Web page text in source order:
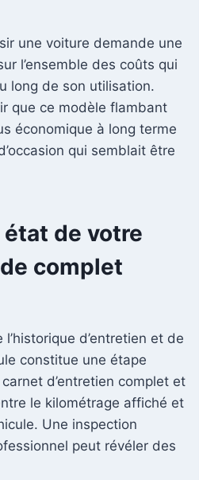
une voiture demande une
l’ensemble des coûts qui
long de son utilisation.
que ce modèle flambant
économique à long terme
qui semblait être
de votre
complet
l’historique d’entretien et de
constitue une étape
d’entretien complet et
le kilométrage affiché et
Une inspection
peut révéler des